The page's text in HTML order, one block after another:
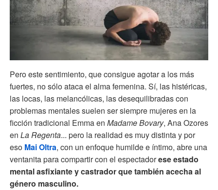
Pero este sentimiento, que consigue agotar a los más
fuertes, no sólo ataca el alma femenina. Sí, las histéricas,
las locas, las melancólicas, las desequilibradas con
problemas mentales suelen ser siempre mujeres en la
ficción tradicional Emma en Madame Bovary, Ana Ozores
en La Regenta... pero la realidad es muy distinta y por
eso Mai Oltra, con un enfoque humilde e íntimo, abre una
ventanita para compartir con el espectadorese estado
mental asfixiante y castrador que también acecha al
género masculino.